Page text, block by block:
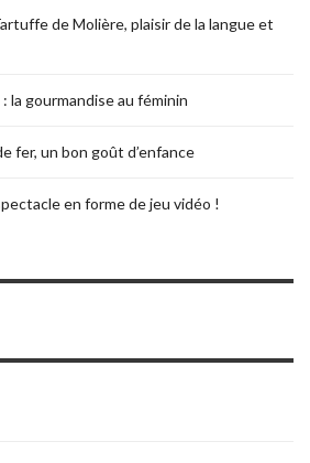
de Molière, plaisir de la langue et
la gourmandise au féminin
fer, un bon goût d’enfance
en forme de jeu vidéo !